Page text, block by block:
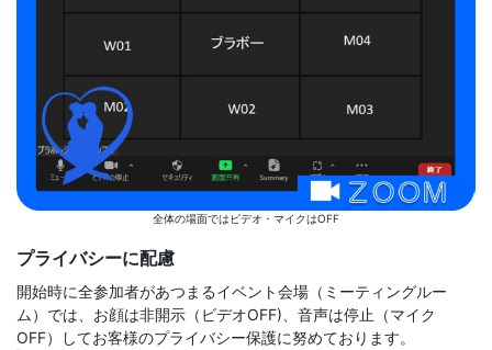
全体の場面ではビデオ・マイクはOFF
プライバシーに配慮
開始時に全参加者があつまるイベント会場（ミーティングルー
ム）では、お顔は非開示（ビデオOFF)、音声は停止（マイク
OFF）してお客様のプライバシー保護に努めております。